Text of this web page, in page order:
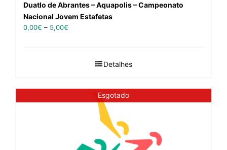
Duatlo de Abrantes – Aquapolis – Campeonato
Nacional Jovem Estafetas
0,00€ – 5,00€
Detalhes
Esgotado